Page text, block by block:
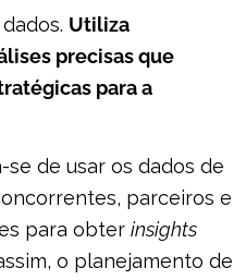
Utiliza
precisas que
para a
de usar os dados de
parceiros e
para obter insights
o planejamento de